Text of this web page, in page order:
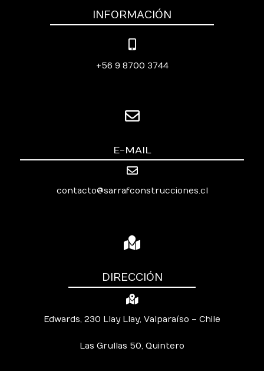
INFORMACIÓN
+56 9 8700 3744
E-MAIL
contacto@sarrafconstrucciones.cl
DIRECCIÓN
Edwards, 230 Llay Llay, Valparaíso – Chile
Las Grullas 50, Quintero